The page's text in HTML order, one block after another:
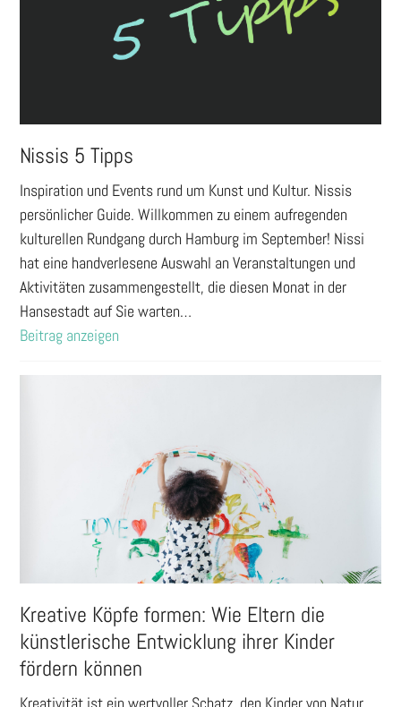
Nissis 5 Tipps
Inspiration und Events rund um Kunst und Kultur. Nissis
persönlicher Guide. Willkommen zu einem aufregenden
kulturellen Rundgang durch Hamburg im September! Nissi
hat eine handverlesene Auswahl an Veranstaltungen und
Aktivitäten zusammengestellt, die diesen Monat in der
Hansestadt auf Sie warten…
Beitrag anzeigen
Kreative Köpfe formen: Wie Eltern die
künstlerische Entwicklung ihrer Kinder
fördern können